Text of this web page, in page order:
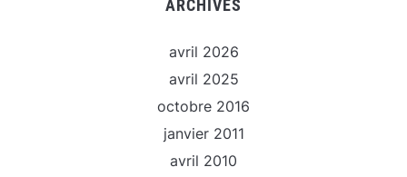
ARCHIVES
avril 2026
avril 2025
octobre 2016
janvier 2011
avril 2010